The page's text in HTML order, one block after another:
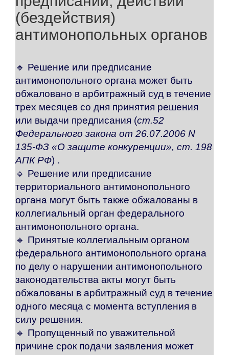
(бездействия)
антимонопольных органов
🔹 Решение или предписание
антимонопольного органа может быть
обжаловано в арбитражный суд в течение
трех месяцев со дня принятия решения
или выдачи предписания (ст.52
Федерального закона от 26.07.2006 N
135-ФЗ «О защите конкуренции», ст. 198
АПК РФ) .
🔹 Решение или предписание
территориального антимонопольного
органа могут быть также обжалованы в
коллегиальный орган федерального
антимонопольного органа.
🔹 Принятые коллегиальным органом
федерального антимонопольного органа
по делу о нарушении антимонопольного
законодательства акты могут быть
обжалованы в арбитражный суд в течение
одного месяца с момента вступления в
силу решения.
🔹 Пропущенный по уважительной
причине срок подачи заявления может